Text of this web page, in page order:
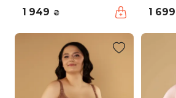
1 949 ₴ 1 699